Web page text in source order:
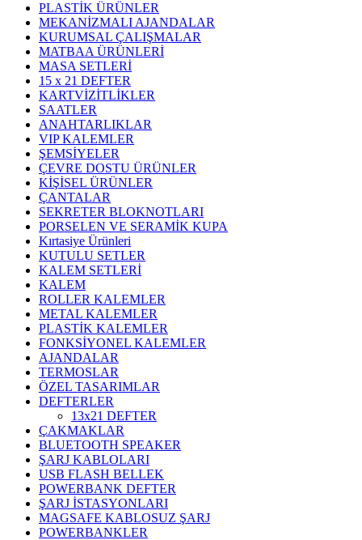
PLASTİK ÜRÜNLER
MEKANİZMALI AJANDALAR
KURUMSAL ÇALIŞMALAR
MATBAA ÜRÜNLERİ
MASA SETLERİ
15 x 21 DEFTER
KARTVİZİTLİKLER
SAATLER
ANAHTARLIKLAR
VIP KALEMLER
ŞEMSİYELER
ÇEVRE DOSTU ÜRÜNLER
KİŞİSEL ÜRÜNLER
ÇANTALAR
SEKRETER BLOKNOTLARI
PORSELEN VE SERAMİK KUPA
Kırtasiye Ürünleri
KUTULU SETLER
KALEM SETLERİ
KALEM
ROLLER KALEMLER
METAL KALEMLER
PLASTİK KALEMLER
FONKSİYONEL KALEMLER
AJANDALAR
TERMOSLAR
ÖZEL TASARIMLAR
DEFTERLER
13x21 DEFTER
ÇAKMAKLAR
BLUETOOTH SPEAKER
ŞARJ KABLOLARI
USB FLASH BELLEK
POWERBANK DEFTER
ŞARJ İSTASYONLARI
MAGSAFE KABLOSUZ ŞARJ
POWERBANKLER